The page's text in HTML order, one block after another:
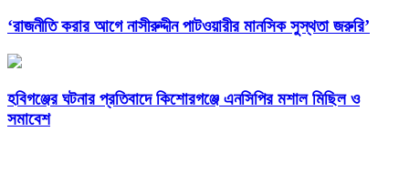
‘রাজনীতি করার আগে নাসীরুদ্দীন পাটওয়ারীর মানসিক সুস্থতা জরুরি’
হবিগঞ্জের ঘটনার প্রতিবাদে কিশোরগঞ্জে এনসিপির মশাল মিছিল ও
সমাবেশ